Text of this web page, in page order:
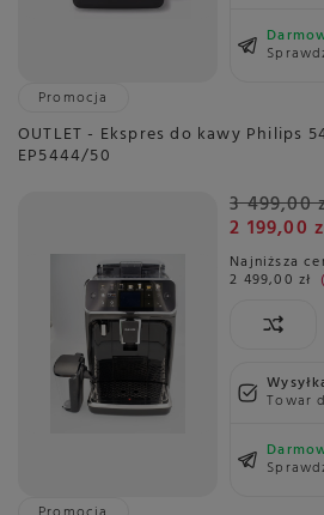
Promocja
OUTLET - Ekspres do kawy Philips
EP5444/50
3 499,00
2 199,00
Najniższa
2 499,00 zł
Towar